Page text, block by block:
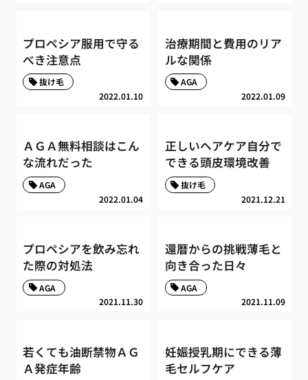
プロペシア服用で守る
べき注意点
2022.01.10
抜け毛
治療期間と費用のリア
ルな関係
2022.01.09
AGA
ＡＧＡ無料相談はこん
な流れだった
2022.01.04
AGA
正しいヘアケア自分で
できる頭皮環境改善
2021.12.21
抜け毛
プロペシアを飲み忘れ
た際の対処法
2021.11.30
AGA
還暦からの挑戦薄毛と
向き合った日々
2021.11.09
AGA
若くても油断禁物ＡＧ
Ａ発症年齢
妊娠授乳期にできる薄
毛セルフケア